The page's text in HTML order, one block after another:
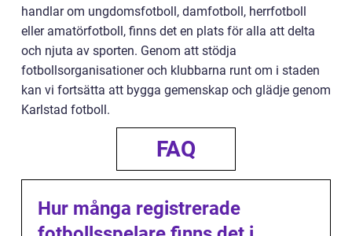
handlar om ungdomsfotboll, damfotboll, herrfotboll
eller amatörfotboll, finns det en plats för alla att delta
och njuta av sporten. Genom att stödja
fotbollsorganisationer och klubbarna runt om i staden
kan vi fortsätta att bygga gemenskap och glädje genom
Karlstad fotboll.
FAQ
Hur många registrerade